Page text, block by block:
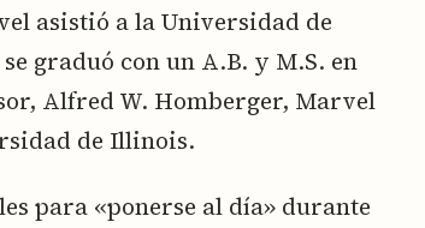
asistió a la Universidad de
graduó con un A.B. y M.S. en
Alfred W. Homberger, Marvel
de Illinois.
para «ponerse al día» durante